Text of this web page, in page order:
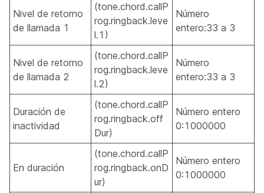
Nivel de retorno
de llamada 1
(tone.chord.callP
rog.ringback.leve
l.1)
Número
entero:33 a 3
Nivel de retorno
de llamada 2
(tone.chord.callP
rog.ringback.leve
l.2)
Número
entero:33 a 3
Duración de
inactividad
(tone.chord.callP
rog.ringback.off
Dur)
Número entero
0:1000000
En duración
(tone.chord.callP
rog.ringback.onD
ur)
Número entero
0:1000000